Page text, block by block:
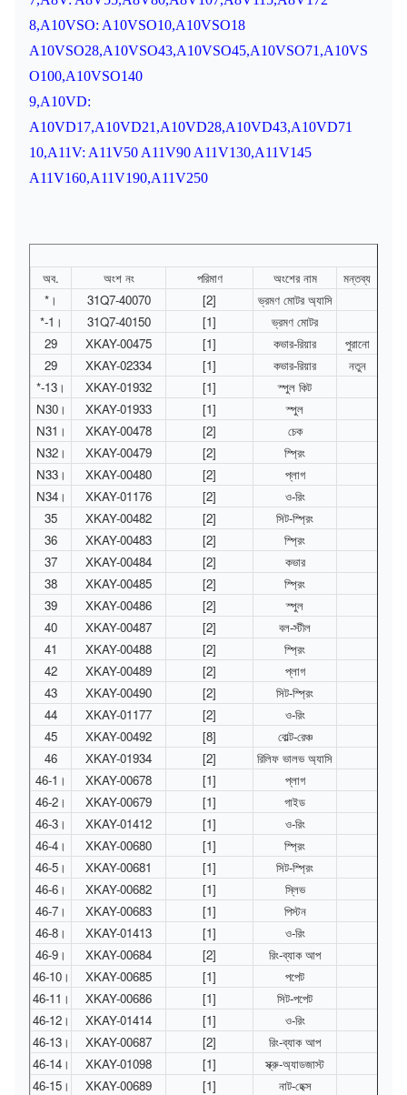
8,A10VSO: A10VSO10,A10VSO18
A10VSO28,A10VSO43,A10VSO45,A10VSO71,A10VS
O100,A10VSO140
9,A10VD:
A10VD17,A10VD21,A10VD28,A10VD43,A10VD71
10,A11V: A11V50 A11V90 A11V130,A11V145
A11V160,A11V190,A11V250
অব. অংশ নং পরিমাণ অংশের নাম
মন্তব্য
*।
31Q7-40070 [2]
ভ্রমণ মোটর অ্যাসি
*-1।
31Q7-40150 [1]
ভ্রমণ মোটর
29
XKAY-00475 [1] কভার-রিয়ার
পুরানো
29
XKAY-02334 [1] কভার-রিয়ার
নতুন
*-13।
XKAY-01932 [1]
স্পুল কিট
N30।
XKAY-01933 [1]
স্পুল
N31।
XKAY-00478 [2]
চেক
N32।
XKAY-00479 [2]
স্প্রিং
N33।
XKAY-00480 [2]
প্লাগ
N34।
XKAY-01176 [2]
ও-রিং
35
XKAY-00482 [2]
সিট-স্প্রিং
36
XKAY-00483 [2]
স্প্রিং
37
XKAY-00484 [2]
কভার
38
XKAY-00485 [2]
স্প্রিং
39
XKAY-00486 [2]
স্পুল
40
XKAY-00487 [2]
বল-স্টীল
41
XKAY-00488 [2]
স্প্রিং
42
XKAY-00489 [2]
প্লাগ
43
XKAY-00490 [2]
সিট-স্প্রিং
44
XKAY-01177 [2]
ও-রিং
45
XKAY-00492 [8]
বোল্ট-রেঞ্চ
46
XKAY-01934 [2]
রিলিফ ভালভ অ্যাসি
46-1।
XKAY-00678 [1]
প্লাগ
46-2।
XKAY-00679 [1]
গাইড
46-3।
XKAY-01412 [1]
ও-রিং
46-4।
XKAY-00680 [1]
স্প্রিং
46-5।
XKAY-00681 [1]
সিট-স্প্রিং
46-6।
XKAY-00682 [1]
স্লিভ
46-7।
XKAY-00683 [1]
পিস্টন
46-8।
XKAY-01413 [1]
ও-রিং
46-9।
XKAY-00684 [2]
রিং-ব্যাক আপ
46-10।
XKAY-00685 [1]
পপেট
46-11।
XKAY-00686 [1]
সিট-পপেট
46-12।
XKAY-01414 [1]
ও-রিং
46-13।
XKAY-00687 [2]
রিং-ব্যাক আপ
46-14।
XKAY-01098 [1]
স্ক্রু-অ্যাডজাস্ট
46-15।
XKAY-00689 [1]
নাট-হেক্স